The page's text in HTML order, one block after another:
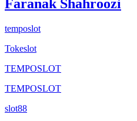
Faranak Shahroozi
temposlot
Tokeslot
TEMPOSLOT
TEMPOSLOT
slot88